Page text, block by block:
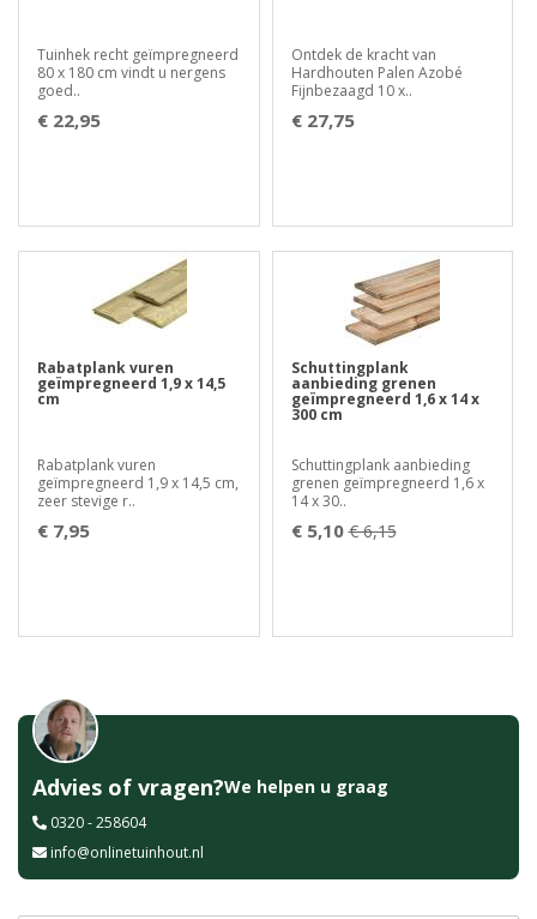
Tuinhek recht geïmpregneerd
80 x 180 cm vindt u nergens
goed..
€ 22,95
Ontdek de kracht van
Hardhouten Palen Azobé
Fijnbezaagd 10 x..
€ 27,75
Rabatplank vuren
geïmpregneerd 1,9 x 14,5
cm
Rabatplank vuren
geïmpregneerd 1,9 x 14,5 cm,
zeer stevige r..
€ 7,95
Schuttingplank
aanbieding grenen
geïmpregneerd 1,6 x 14 x
300 cm
Schuttingplank aanbieding
grenen geïmpregneerd 1,6 x
14 x 30..
€ 5,10 € 6,15
Advies of vragen?We helpen u graag
0320 - 258604
info@onlinetuinhout.nl